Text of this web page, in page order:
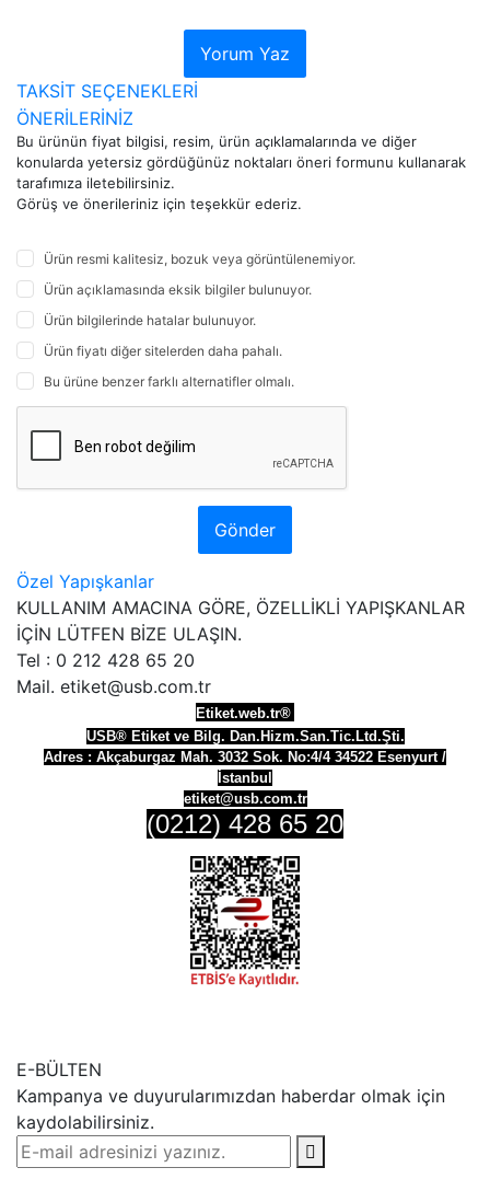
Yorum Yaz
TAKSİT SEÇENEKLERİ
ÖNERİLERİNİZ
Bu ürünün fiyat bilgisi, resim, ürün açıklamalarında ve diğer
konularda yetersiz gördüğünüz noktaları öneri formunu kullanarak
tarafımıza iletebilirsiniz.
Görüş ve önerileriniz için teşekkür ederiz.
Ürün resmi kalitesiz, bozuk veya görüntülenemiyor.
Ürün açıklamasında eksik bilgiler bulunuyor.
Ürün bilgilerinde hatalar bulunuyor.
Ürün fiyatı diğer sitelerden daha pahalı.
Bu ürüne benzer farklı alternatifler olmalı.
Gönder
Özel Yapışkanlar
KULLANIM AMACINA GÖRE, ÖZELLİKLİ YAPIŞKANLAR
İÇİN LÜTFEN BİZE ULAŞIN.
Tel : 0 212 428 65 20
Mail. etiket@usb.com.tr
Etiket.web.tr®
USB® Etiket ve Bilg. Dan.Hizm.San.Tic.Ltd.Şti.
Adres : Akçaburgaz Mah. 3032 Sok. No:4/4 34522 Esenyurt /
İstanbul
etiket@usb.com.tr
(0212) 428 65 20
E-BÜLTEN
Kampanya ve duyurularımızdan haberdar olmak için
kaydolabilirsiniz.